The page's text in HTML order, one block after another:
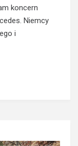
koncern
Niemcy
i